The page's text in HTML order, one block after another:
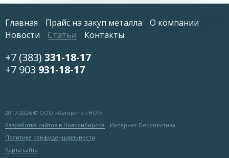
Главная Прайс на закуп металла
О компании
Новости
Статьи Контакты
+7 (383) 331-18-17
+7 903 931-18-17
2017-2026 © ООО «Авторитет-НСК»
Разработка сайтов в Новосибирске - Интернет Перспектива
Политика конфиденциальности
Карта сайта